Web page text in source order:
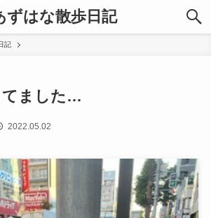
ずはな散歩日記
記
てました…
2022.05.02